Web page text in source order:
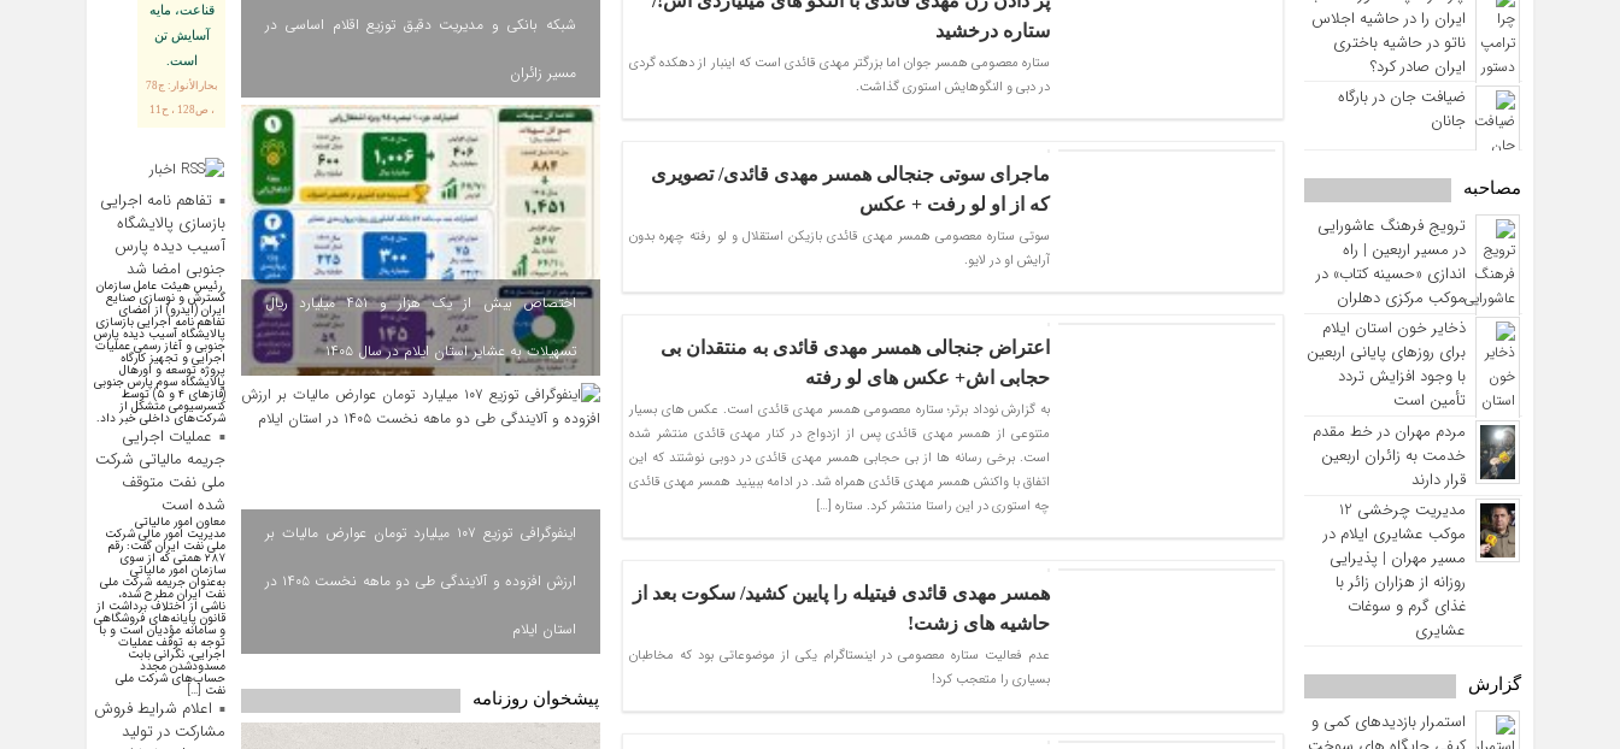
ایران را در حاشیه اجلاس
ناتو در حاشیه باختری
ایران صادر کرد؟
ضیافت جان در بارگاه
جانان
مصاحبه
ترویج فرهنگ عاشورایی
در مسیر اربعین | راه‌
اندازی «حسینه کتاب» در
موکب مرکزی دهلران
ذخایر خون استان ایلام
برای روزهای پایانی اربعین
با وجود افزایش تردد
تأمین است
مردم مهران در خط مقدم
خدمت به زائران اربعین
قرار دارند
مدیریت چرخشی 12
موکب‌ عشایری ایلام در
مسیر مهران | پذیرایی
روزانه از هزاران زائر با
غذای گرم و سوغات
عشایری
گزارش
استمرار بازدیدهای کمی و
ستاره درخشید
​ستاره معصومی همسر جوان اما بزرگتر مهدی قائدی است که اینبار از دهکده گردی
در دبی و النگوهایش استوری گذاشت.
ماجرای سوتی جنجالی همسر مهدی قائدی/ تصویری
که از او لو رفت + عکس
سوتی ستاره معصومی همسر مهدی قائدی بازیکن استقلال و لو رفته چهره بدون
آرایش او در لایو.
اعتراض جنجالی همسر مهدی قائدی به منتقدان بی
حجابی اش+ عکس های لو رفته
به گزارش نوداد برتر؛ ستاره معصومی همسر مهدی قائدی است. عکس های بسیار
متنوعی از همسر مهدی قائدی پس از ازدواج در کنار مهدی قائدی منتشر شده
است. برخی رسانه ها از بی حجابی همسر مهدی قائدی در دوبی نوشتند که این
اتفاق با واکنش همسر مهدی قائدی همراه شد. در ادامه ببینید همسر مهدی قائدی
چه استوری در این راستا منتشر کرد. ستاره […]
همسر مهدی قائدی فیتیله را پایین کشید/ سکوت بعد از
حاشیه های زشت!
عدم فعالیت ستاره معصومی در اینستاگرام یکی از موضوعاتی بود که مخاطبان
بسیاری را متعجب کرد!
شبکه بانکی و مدیریت دقیق توزیع اقلام اساسی در
مسیر زائران
اختصاص بیش از یک هزار و ۴۵۱ میلیارد ریال
تسهیلات به عشایر استان ایلام در سال ۱۴۰۵
اینفوگرافی توزیع ۱۰۷ میلیارد تومان عوارض مالیات بر
ارزش افزوده و آلایندگی طی دو ماهه نخست ۱۴۰۵ در
استان ایلام
پیشخوان روزنامه
قناعت، مايه
آسايش تن
است.
بحارالأنوار: ج78
، ص128 ، ح11
اخبار
اقتصادی
تفاهم نامه اجرایی
بازسازی پالایشگاه
آسیب دیده پارس
جنوبی امضا شد
رئیس هیئت عامل سازمان
گسترش و نوسازی صنایع
ایران (ایدرو) از امضای
تفاهم نامه اجرایی بازسازی
پالایشگاه آسیب دیده پارس
جنوبی و آغاز رسمی عملیات
اجرایی و تجهیز کارگاه
پروژه توسعه و اورهال
پالایشگاه سوم پارس جنوبی
(فاز‌های ۴ و ۵) توسط
کنسرسیومی متشکل از
شرکت‌های داخلی خبر داد.
عملیات اجرایی
جریمه مالیاتی شرکت
ملی نفت متوقف
شده است
معاون امور مالیاتی
مدیریت امور مالی شرکت
ملی نفت ایران گفت: رقم
۲۸۷ همتی که از سوی
سازمان امور مالیاتی
به‌عنوان جریمه شرکت ملی
نفت ایران مطرح شده،
ناشی از اختلاف برداشت از
قانون پایانه‌های فروشگاهی
و سامانه مؤدیان است و با
توجه به توقف عملیات
اجرایی، نگرانی بابت
مسدودشدن مجدد
حساب‌های شرکت ملی
نفت […]
اعلام شرایط فروش
مشارکت در تولید